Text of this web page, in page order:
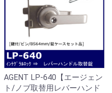
AGENT LP-640【エージェン
ト/ノブ取替用レバーハンド